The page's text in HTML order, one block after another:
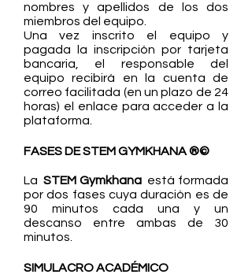
nombres y apellidos de los dos
miembros del equipo.
Una vez inscrito el equipo y
pagada la inscripción por tarjeta
bancaria, el responsable del
equipo recibirá en la cuenta de
correo facilitada (en un plazo de 24
horas) el enlace para acceder a la
plataforma.
FASES DESTEM GYMKHANA ®©
LaSTEM Gymkhana está formada
por dos fases cuya duración es de
90 minutos cada una y un
descanso entre ambas de 30
minutos.
SIMULACRO ACADÉMICO